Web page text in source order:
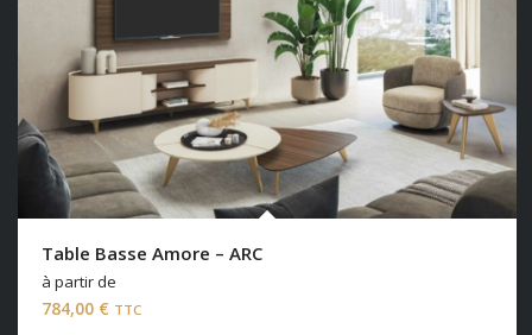
Table Basse Amore – ARC
à partir de
784,00 € TTC